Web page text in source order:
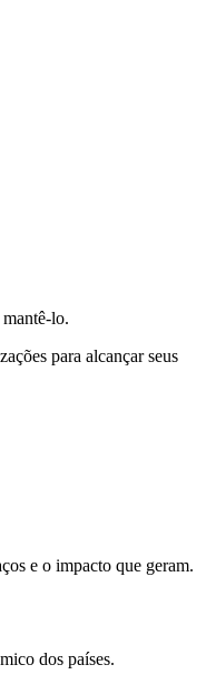
mantê-lo.
para alcançar seus
e o impacto que geram.
dos países.